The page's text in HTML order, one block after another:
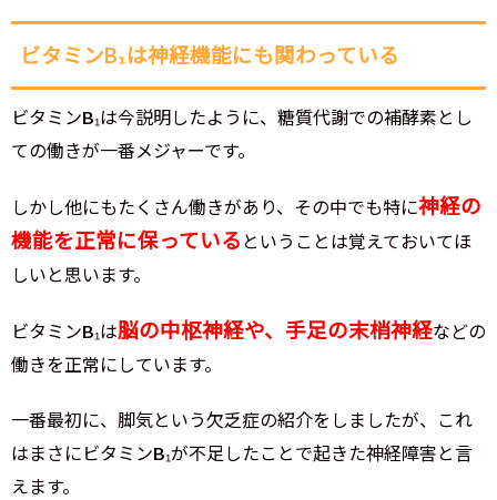
ビタミンB₁は神経機能にも関わっている
ビタミンB₁は今説明したように、糖質代謝での補酵素とし
ての働きが一番メジャーです。
しかし他にもたくさん働きがあり、その中でも特に神経の
機能を正常に保っている ということは覚えておいてほ
しいと思います。
ビタミンB₁は脳の中枢神経や、手足の末梢神経などの
働きを正常にしています。
一番最初に、脚気という欠乏症の紹介をしましたが、これ
はまさにビタミンB₁が不足したことで起きた神経障害と言
えます。